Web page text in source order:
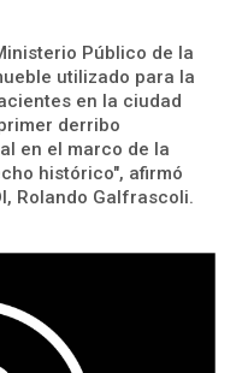
Público de la
utilizado para la
en la ciudad
derribo
en el marco de la
histórico", afirmó
Rolando Galfrascoli.